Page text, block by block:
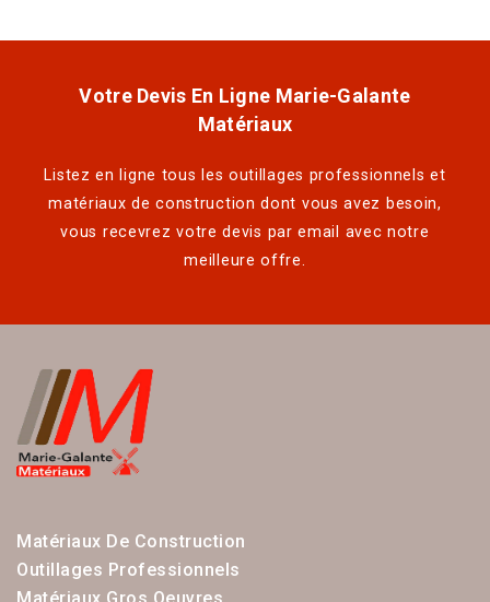
Votre Devis En Ligne Marie-Galante
Matériaux
Listez en ligne tous les outillages professionnels et
matériaux de construction dont vous avez besoin,
vous recevrez votre devis par email avec notre
meilleure offre.
Matériaux De Construction
Outillages Professionnels